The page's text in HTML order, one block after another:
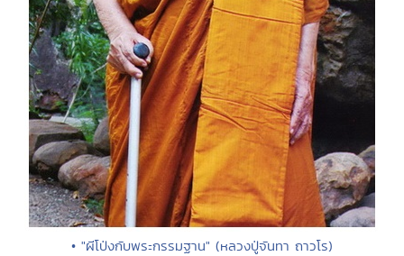
• "ผีโป่งกับพระกรรมฐาน" (หลวงปู่จันทา ถาวโร)